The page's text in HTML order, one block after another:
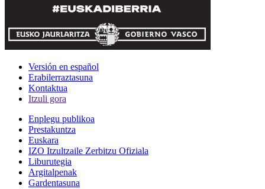
Versión en español
Erabilerraztasuna
Kontaktua
Itzuli gora
Enplegu publikoa
Prestakuntza
Euskara
IZO Itzultzaile Zerbitzu Ofiziala
Liburutegia
Argitalpenak
Gardentasuna